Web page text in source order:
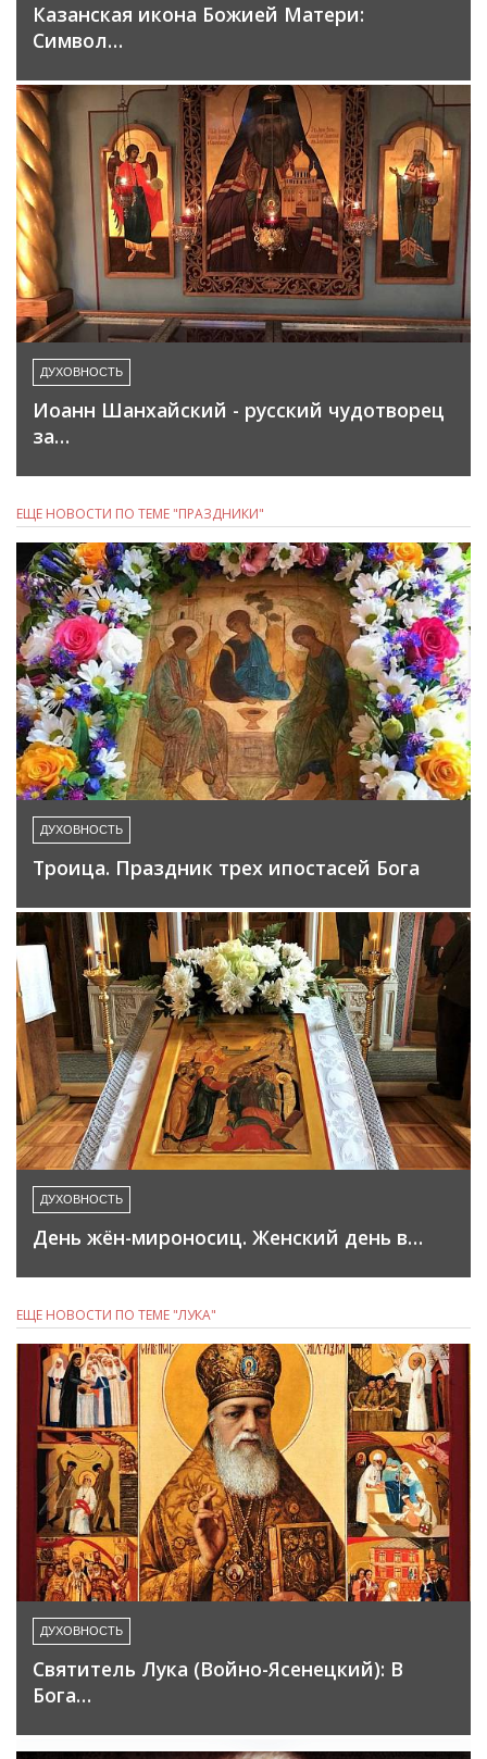
Казанская икона Божией Матери:
Символ…
ДУХОВНОСТЬ
Иоанн Шанхайский - русский чудотворец
за…
ЕЩЕ НОВОСТИ ПО ТЕМЕ "ПРАЗДНИКИ"
ДУХОВНОСТЬ
Троица. Праздник трех ипостасей Бога
ДУХОВНОСТЬ
День жён-мироносиц. Женский день в…
ЕЩЕ НОВОСТИ ПО ТЕМЕ "ЛУКА"
ДУХОВНОСТЬ
Святитель Лука (Войно-Ясенецкий): В
Бога…